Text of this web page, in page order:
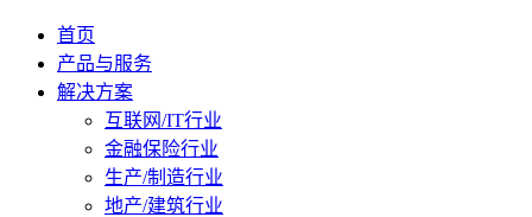
首页
产品与服务
解决方案
互联网/IT行业
金融保险行业
生产/制造行业
地产/建筑行业